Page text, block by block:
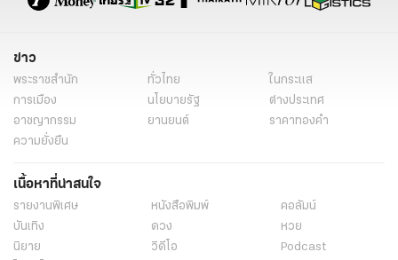
ข่าว
พระราชสำนัก ทั่วไทย
ในกระแส
การเมือง
นโยบายรัฐ
ต่างประเทศ
อาชญากรรม
ยานยนต์
ราคาทองคำ
ความยั่งยืน
เนื้อหาที่น่าสนใจ
รายงานพิเศษ หนังสือพิมพ์
คอลัมน์
บันเทิง
ดวง
หวย
นิยาย
วิดีโอ
Podcast